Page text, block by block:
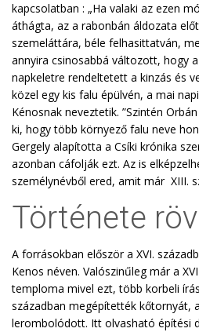
kapcsolatban : „Ha valaki az ezen
áthágta, az a rabonbán áldozata
szemeláttára, béle felhasittatván,
annyira csinosabbá változott, hogy
napkeletre rendeltetett a kinzás és
közel egy kis falu épülvén, a mai
Kénosnak neveztetik. ”Szintén
ki, hogy több környező falu neve
Gergely alapította a Csíki krónika
azonban cáfolják ezt. Az is
személynévből ered, amit már XIII.
Története
A forrásokban először a XVI.
Kenos néven. Valószinűleg már a
temploma mivel ezt, több korbeli
században megépítették kőtornyát,
lerombolódott. Itt olvasható építési